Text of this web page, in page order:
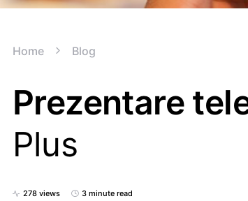
Home Blog
Prezentare
Plus
278 views 3 minute read